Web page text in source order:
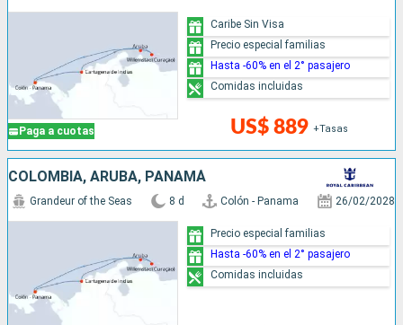
Paga a cuotas US$ 889 +Tasas
Caribe Sin Visa
Precio especial familias
Hasta -60% en el 2° pasajero
Comidas incluidas
COLOMBIA, ARUBA, PANAMÁ
Grandeur of the Seas 8 d Colón - Panama 26/02/2028
Precio especial familias
Hasta -60% en el 2° pasajero
Comidas incluidas